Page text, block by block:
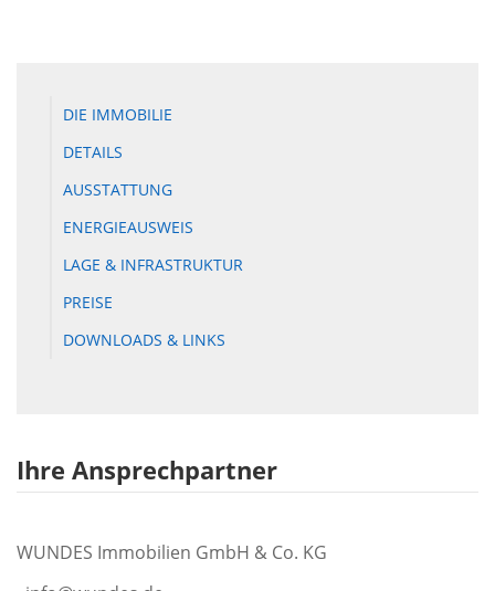
DIE IMMOBILIE
DETAILS
AUSSTATTUNG
ENERGIEAUSWEIS
LAGE & INFRASTRUKTUR
PREISE
DOWNLOADS & LINKS
Ihre Ansprechpartner
WUNDES Immobilien GmbH & Co. KG